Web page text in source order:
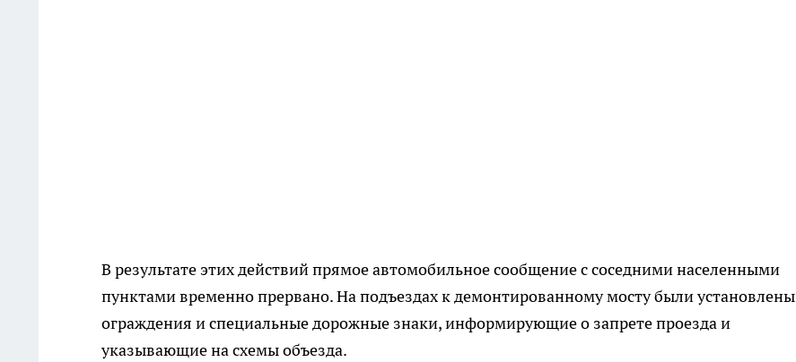
В результате этих действий прямое автомобильное сообщение с соседними населенными
пунктами временно прервано. На подъездах к демонтированному мосту были установлены
ограждения и специальные дорожные знаки, информирующие о запрете проезда и
указывающие на схемы объезда.